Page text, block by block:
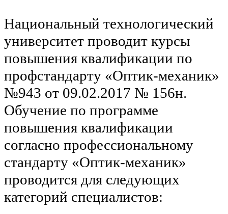
Национальный технологический
университет проводит курсы
повышения квалификации по
профстандарту «Оптик-механик»
№943 от 09.02.2017 № 156н.
Обучение по программе
повышения квалификации
согласно профессиональному
стандарту «Оптик-механик»
проводится для следующих
категорий специалистов: